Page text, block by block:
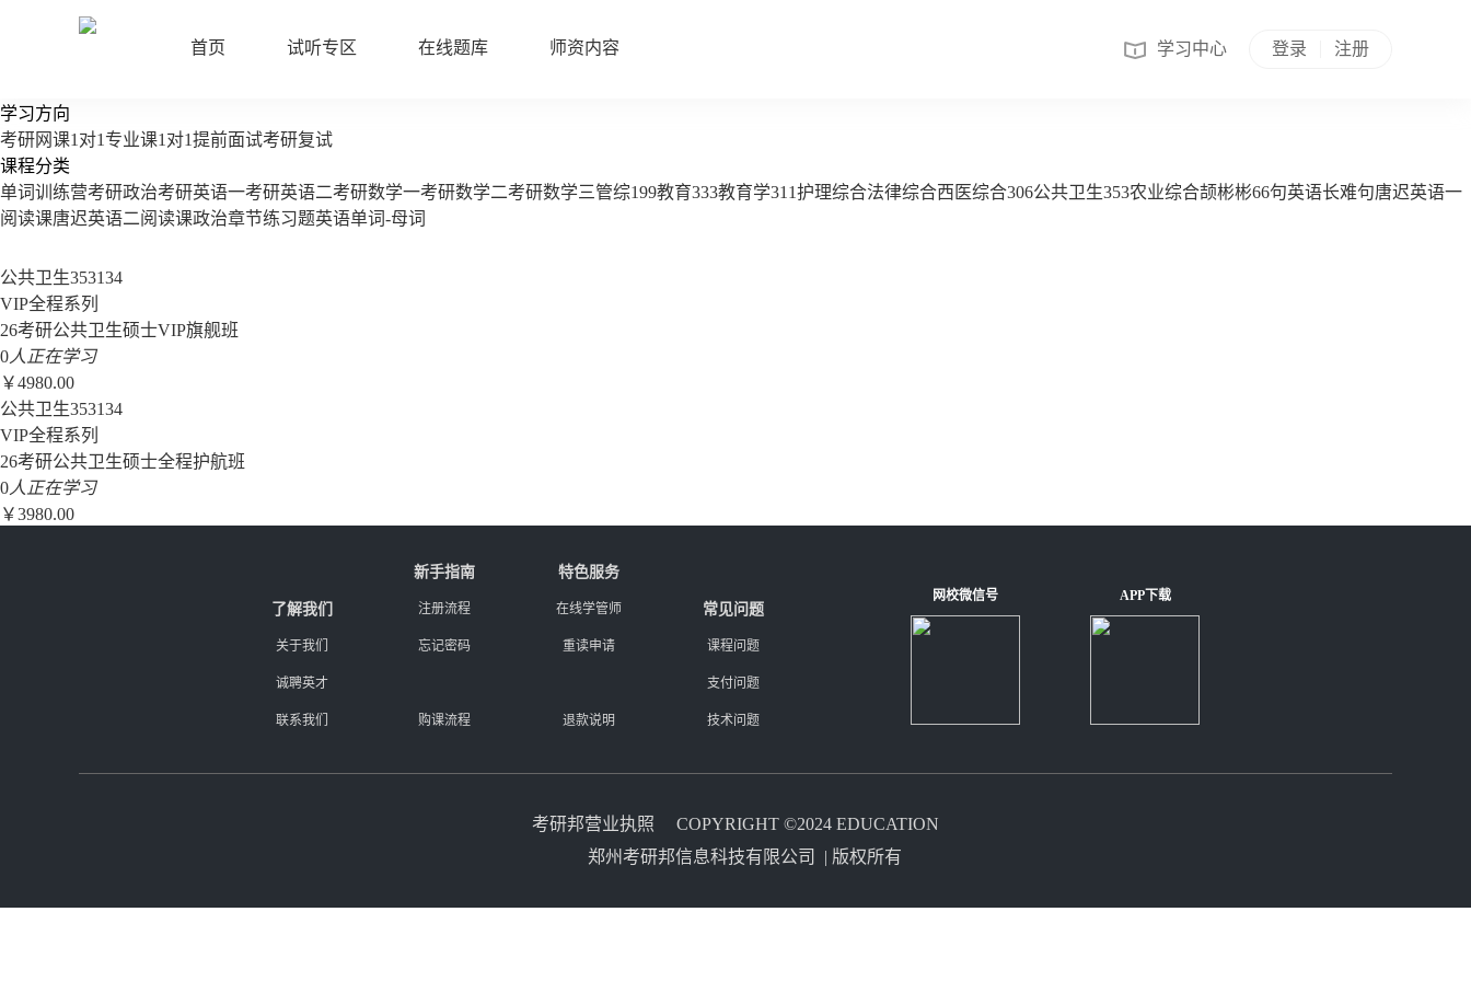
首页 试听专区 在线题库 师资内容 学习中心 登录 注册
学习方向
考研网课1对1 专业课1对1提前面试考研复试
课程分类
单词训练营考研政治考研英语一考研英语二考研数学一考研数学二考研数学三管综199教育333教育学311护理综合法律综合西医综合306公共卫生353农业综合颉彬彬66句英语长难句唐迟英语一
阅读课唐迟英语二阅读课政治章节练习题英语单词-母词
公共卫生353134
VIP全程系列
26考研公共卫生硕士VIP旗舰班
0人正在学习
￥4980.00
公共卫生353134
VIP全程系列
26考研公共卫生硕士全程护航班
0人正在学习
￥3980.00
了解我们
关于我们
诚聘英才
联系我们
新手指南
注册流程
忘记密码
购课流程
特色服务
在线学管师
重读申请
退款说明
常见问题
课程问题
支付问题
技术问题
网校微信号 APP下载
考研邦营业执照 COPYRIGHT ©2024 EDUCATION
郑州考研邦信息科技有限公司 | 版权所有